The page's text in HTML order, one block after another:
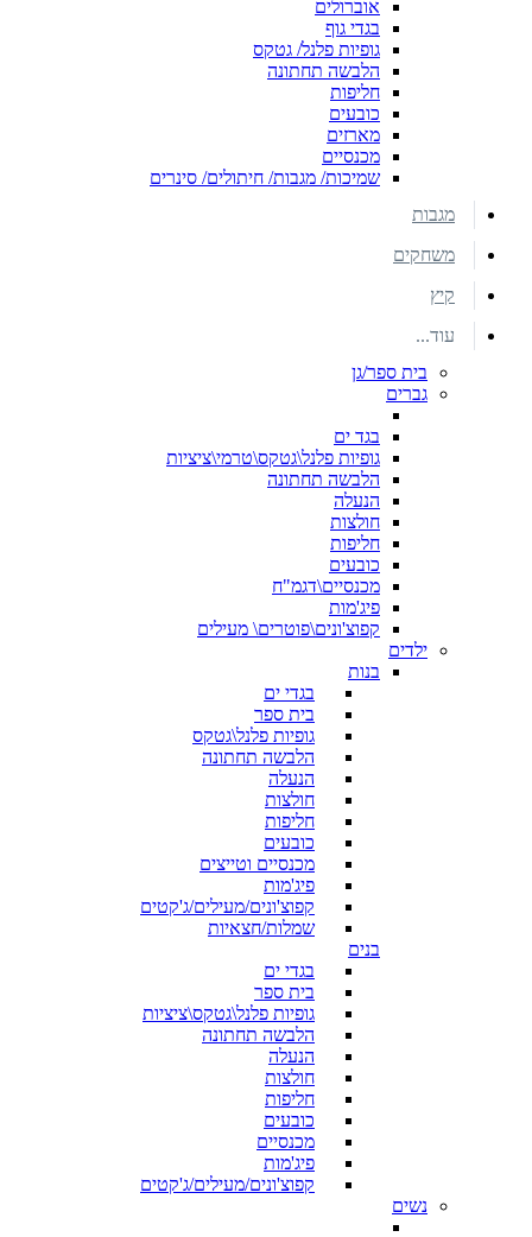
אוברולים
בגדי גוף
גופיות פלנל/ גטקס
הלבשה תחתונה
חליפות
כובעים
מארזים
מכנסיים
שמיכות/ מגבות/ חיתולים/ סינרים
מגבות
משחקים
קיץ
עוד...
בית ספר/גן
גברים
בגד ים
גופיות פלנל\גטקס\טרמי\ציציות
הלבשה תחתונה
הנעלה
חולצות
חליפות
כובעים
מכנסיים\דגמ"ח
פיג'מות
קפוצ'ונים\פוטרים\ מעילים
ילדים
בנות
בגדי ים
בית ספר
גופיות פלנל\גטקס
הלבשה תחתונה
הנעלה
חולצות
חליפות
כובעים
מכנסיים וטייצים
פיג'מות
קפוצ'ונים/מעילים/ג'קטים
שמלות/חצאיות
בנים
בגדי ים
בית ספר
גופיות פלנל\גטקס\ציציות
הלבשה תחתונה
הנעלה
חולצות
חליפות
כובעים
מכנסיים
פיג'מות
קפוצ'ונים/מעילים/ג'קטים
נשים